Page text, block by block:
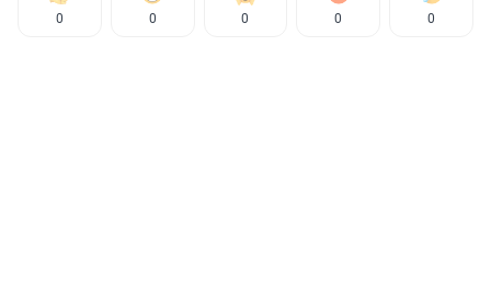
0 0 0 0 0